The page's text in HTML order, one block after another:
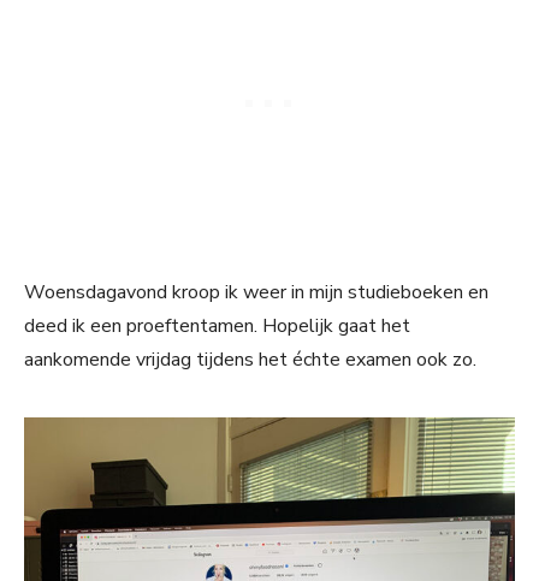
Woensdagavond kroop ik weer in mijn studieboeken en
deed ik een proeftentamen. Hopelijk gaat het
aankomende vrijdag tijdens het échte examen ook zo.